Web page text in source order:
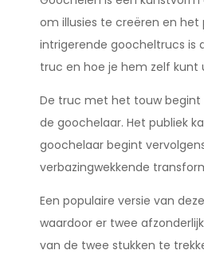
om illusies te creëren en het
intrigerende goocheltrucs is
truc en hoe je hem zelf kunt
De truc met het touw
de goochelaar. Het publiek
goochelaar begint
verbazingwekkende
Een populaire versie van
waardoor er twee
van de twee stukken te